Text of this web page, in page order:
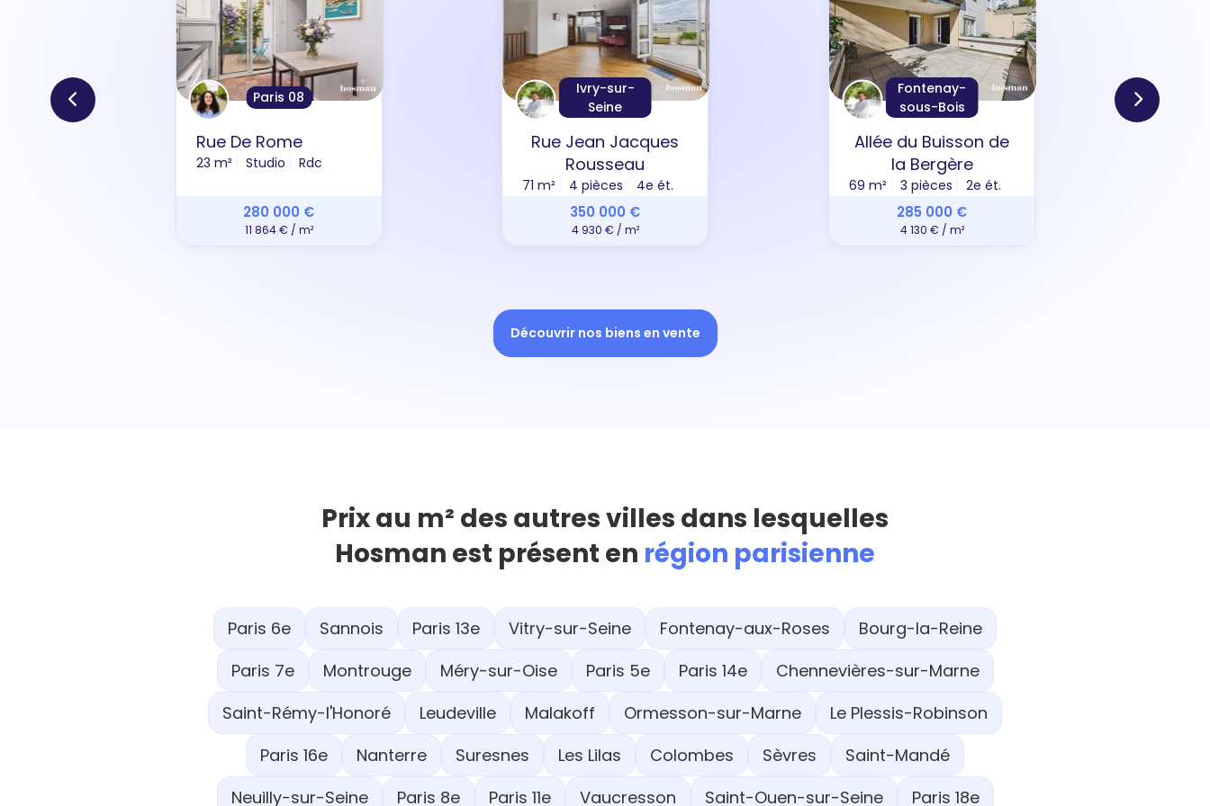
Paris 08
Rue De Rome
23 m² Studio Rdc
280 000 €
11 864 € / m²
Ivry-sur-
Seine
Rue Jean Jacques
Rousseau
71 m² 4 pièces 4e ét.
350 000 €
4 930 € / m²
Fontenay-
sous-Bois
Allée du Buisson de
la Bergère
69 m² 3 pièces 2e ét.
285 000 €
4 130 € / m²
Découvrir nos biens en vente
Prix au m² des autres villes dans lesquelles
Hosman est présent en région parisienne
Paris 6e Sannois Paris 13e Vitry-sur-Seine Fontenay-aux-Roses
Bourg-la-Reine
Paris 7e
Montrouge Méry-sur-Oise Paris 5e Paris 14e
Chennevières-sur-Marne
Saint-Rémy-l'Honoré
Leudeville Malakoff Ormesson-sur-Marne
Le Plessis-Robinson
Paris 16e
Nanterre Suresnes Les Lilas Colombes Sèvres
Saint-Mandé
Neuilly-sur-Seine
Paris 8e Paris 11e Vaucresson Saint-Ouen-sur-Seine Paris 18e